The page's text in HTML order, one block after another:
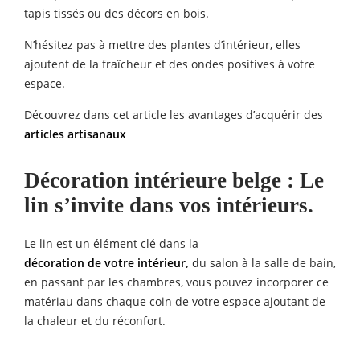
tapis tissés ou des décors en bois.
N’hésitez pas à mettre des plantes d’intérieur, elles
ajoutent de la fraîcheur et des ondes positives à votre
espace.
Découvrez dans cet article les avantages d’acquérir des
articles artisanaux
Décoration intérieure belge : Le
lin s’invite dans vos intérieurs.
Le lin est un élément clé dans la
décoration de votre intérieur, du salon à la salle de bain,
en passant par les chambres, vous pouvez incorporer ce
matériau dans chaque coin de votre espace ajoutant de
la chaleur et du réconfort.